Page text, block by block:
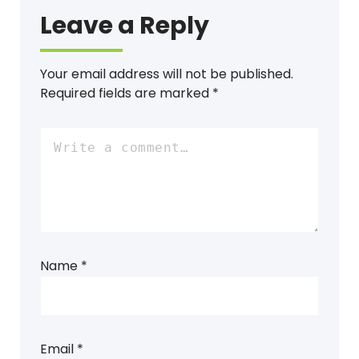
Leave a Reply
Your email address will not be published.
Required fields are marked *
Name *
Email *